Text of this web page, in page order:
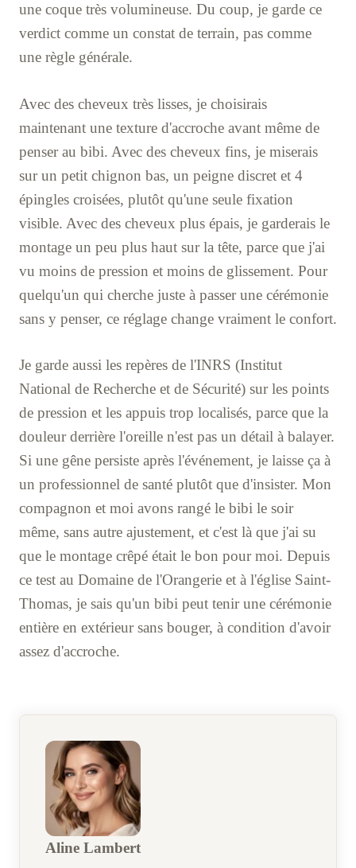
une coque très volumineuse. Du coup, je garde ce
verdict comme un constat de terrain, pas comme
une règle générale.
Avec des cheveux très lisses, je choisirais
maintenant une texture d'accroche avant même de
penser au bibi. Avec des cheveux fins, je miserais
sur un petit chignon bas, un peigne discret et 4
épingles croisées, plutôt qu'une seule fixation
visible. Avec des cheveux plus épais, je garderais le
montage un peu plus haut sur la tête, parce que j'ai
vu moins de pression et moins de glissement. Pour
quelqu'un qui cherche juste à passer une cérémonie
sans y penser, ce réglage change vraiment le confort.
Je garde aussi les repères de l'INRS (Institut
National de Recherche et de Sécurité) sur les points
de pression et les appuis trop localisés, parce que la
douleur derrière l'oreille n'est pas un détail à balayer.
Si une gêne persiste après l'événement, je laisse ça à
un professionnel de santé plutôt que d'insister. Mon
compagnon et moi avons rangé le bibi le soir
même, sans autre ajustement, et c'est là que j'ai su
que le montage crêpé était le bon pour moi. Depuis
ce test au Domaine de l'Orangerie et à l'église Saint-
Thomas, je sais qu'un bibi peut tenir une cérémonie
entière en extérieur sans bouger, à condition d'avoir
assez d'accroche.
Aline Lambert